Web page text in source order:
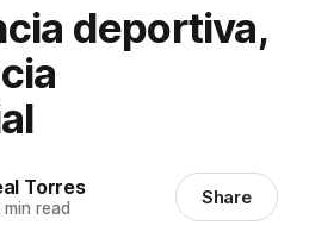
deportiva,
Torres
read Share